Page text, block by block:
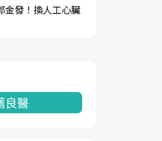
金發！換人工心臟
良醫